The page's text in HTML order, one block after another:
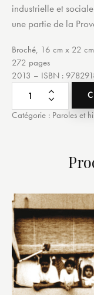
industrielle et
une partie de la
Broché, 16 cm x 22 cm
272 pages
2013 – ISBN :
Catégorie : Paroles et